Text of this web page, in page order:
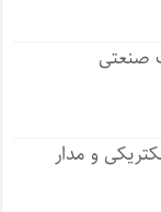
صنعتی
و مدار